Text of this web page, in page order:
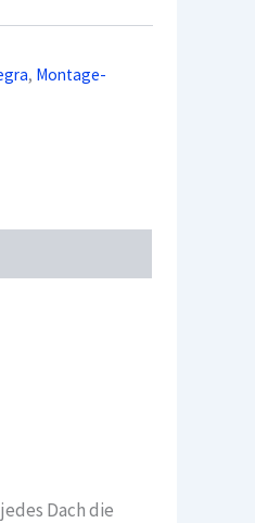
, Montage-
Dach die